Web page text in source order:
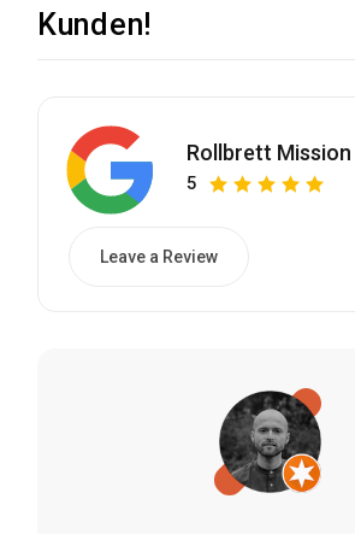
Kunden!
Rollbrett Mission
5
Leave a Review